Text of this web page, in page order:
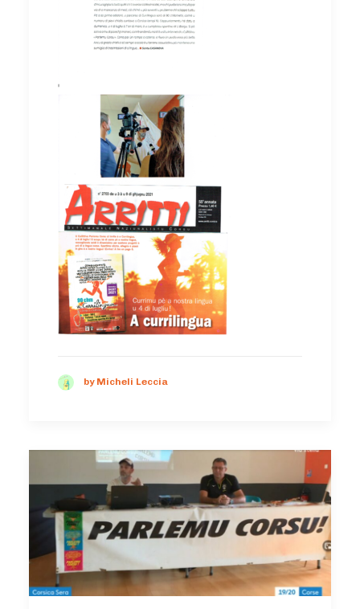
by Micheli Leccia